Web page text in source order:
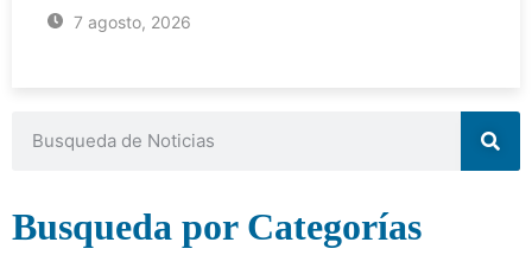
7 agosto, 2026
Busqueda por Categorías